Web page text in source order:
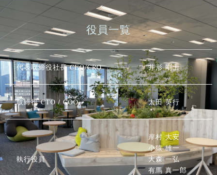
役員一覧
代表取締役社長 CEO/CRO 井形 剛士
取締役 CTO/ COO 太田 英行
執行役員
岸村 大安
小猿 雄一
大森 一弘
有馬 真一郎